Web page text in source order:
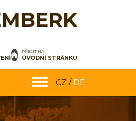
PŘEJÍT NA
ÚVODNÍ STRÁNKU
CZ / DE